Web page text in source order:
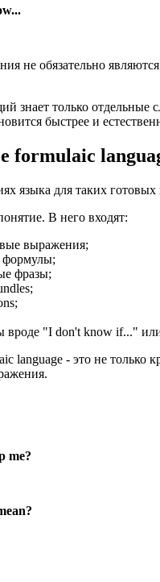
не обязательно
знает только отдельные
быстрее и
formulaic
языка для таких
В него входят:
выражения;
формулы;
фразы;
вроде "I don't know if..."
language - это не только
me?